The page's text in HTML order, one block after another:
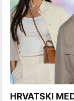
HRVATSKI